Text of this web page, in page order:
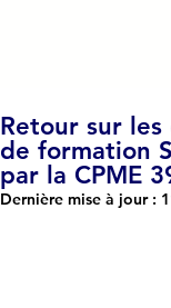
Retour sur
de formation
par la CPME
Dernière mise à jour :